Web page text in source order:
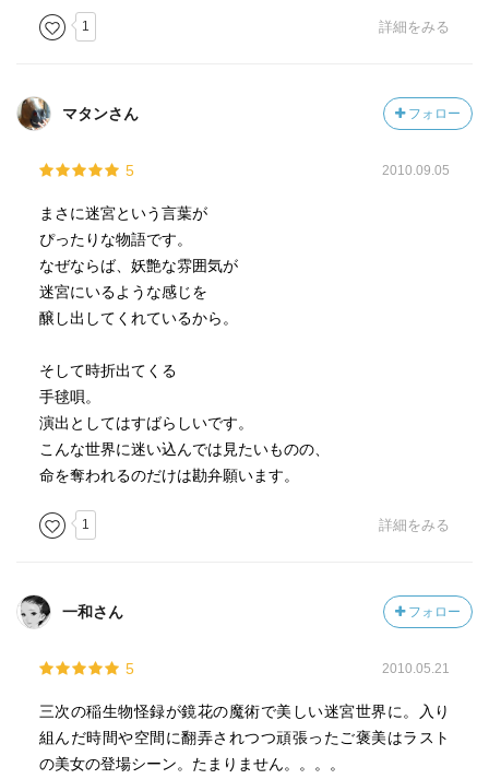
1 詳細をみる
マタンさん フォロー
5 2010.09.05
まさに迷宮という言葉が
ぴったりな物語です。
なぜならば、妖艶な雰囲気が
迷宮にいるような感じを
醸し出してくれているから。
そして時折出てくる
手毬唄。
演出としてはすばらしいです。
こんな世界に迷い込んでは見たいものの、
命を奪われるのだけは勘弁願います。
1 詳細をみる
一和さん フォロー
5 2010.05.21
三次の稲生物怪録が鏡花の魔術で美しい迷宮世界に。入り
組んだ時間や空間に翻弄されつつ頑張ったご褒美はラスト
の美女の登場シーン。たまりません。。。。